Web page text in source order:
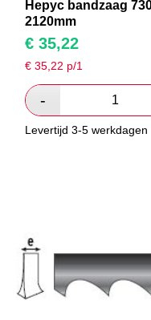
Hepyc bandzaag
2120mm
€ 35,22
€35,22 p/1
Levertijd 3-5 werkdagen